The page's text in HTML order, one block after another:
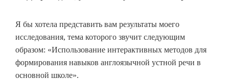
Я бы хотела представить вам результаты моего
исследования, тема которого звучит следующим
образом: «Использование интерактивных методов для
формирования навыков англоязычной устной речи в
основной школе».